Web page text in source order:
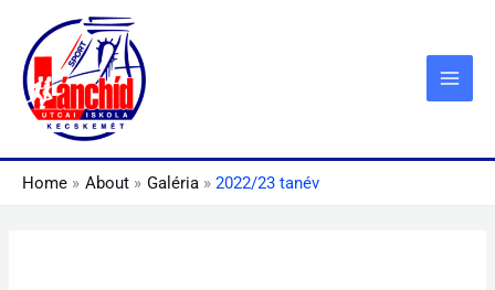
content
Home About Galéria 2022/23 tanév